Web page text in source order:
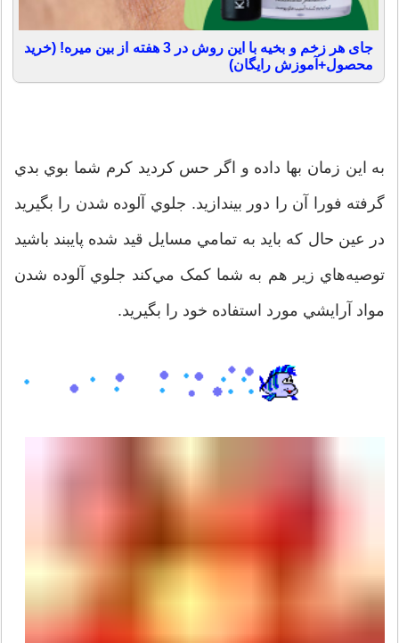
جای هر زخم و بخیه با این روش در 3 هفته از بین میره! (خرید
محصول+آموزش رایگان)
به اين زمان بها داده و اگر حس کرديد کرم شما بوي بدي
گرفته فورا آن را دور بيندازيد. جلوي آلوده شدن را بگيريد
در عين حال که بايد به تمامي مسايل قيد شده پايبند باشيد
توصيه‌هاي زير هم به شما کمک مي‌کند جلوي آلوده شدن
مواد آرايشي مورد استفاده خود را بگيريد.